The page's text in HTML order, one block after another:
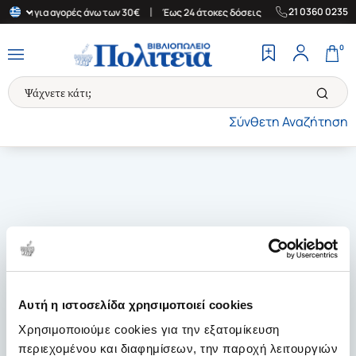
Αυτή η ιστοσελίδα χρησιμοποιεί cookies
Χρησιμοποιούμε cookies για την εξατομίκευση
περιεχομένου και διαφημίσεων, την παροχή λειτουργιών
για αγορές άνω των 30€ Έως 24 άτοκες δόσεις | Δωρεάν
21 0360 0235
Σύνθετη Αναζήτηση
0